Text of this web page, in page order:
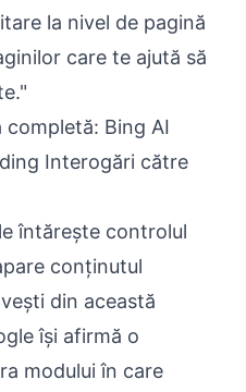
la nivel de pagină
care te ajută să
Bing AI
Interogări către
întărește controlul
conținutul
din această
își afirmă o
modului în care